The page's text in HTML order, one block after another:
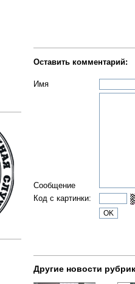
Оставить комментарий:
Имя
Сообщение
Код с картинки:
Другие новости